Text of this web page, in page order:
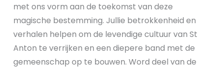
met ons vorm aan de toekomst van deze
magische bestemming. Jullie betrokkenheid en
verhalen helpen om de levendige cultuur van St
Anton te verrijken en een diepere band met de
gemeenschap op te bouwen. Word deel van de